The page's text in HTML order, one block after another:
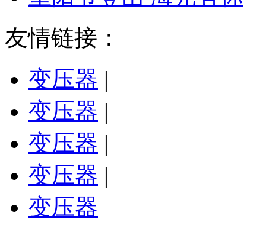
友情链接：
变压器 |
变压器 |
变压器 |
变压器 |
变压器